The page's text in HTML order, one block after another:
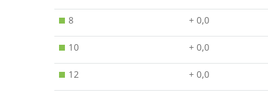
8 + 0,0
10 + 0,0
12 + 0,0